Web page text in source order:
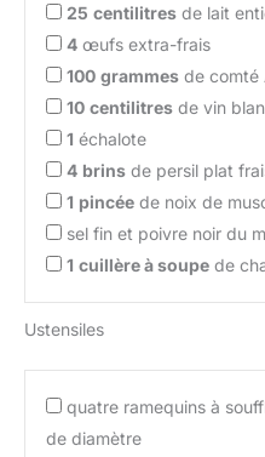
25 centilitres de lait
4 œufs extra-frais
100 grammes de comté
10 centilitres de vin
1 échalote
4 brins de persil plat
1 pincée de noix de
sel fin et poivre noir du
1 cuillère à soupe de
Ustensiles
quatre ramequins à
de diamètre